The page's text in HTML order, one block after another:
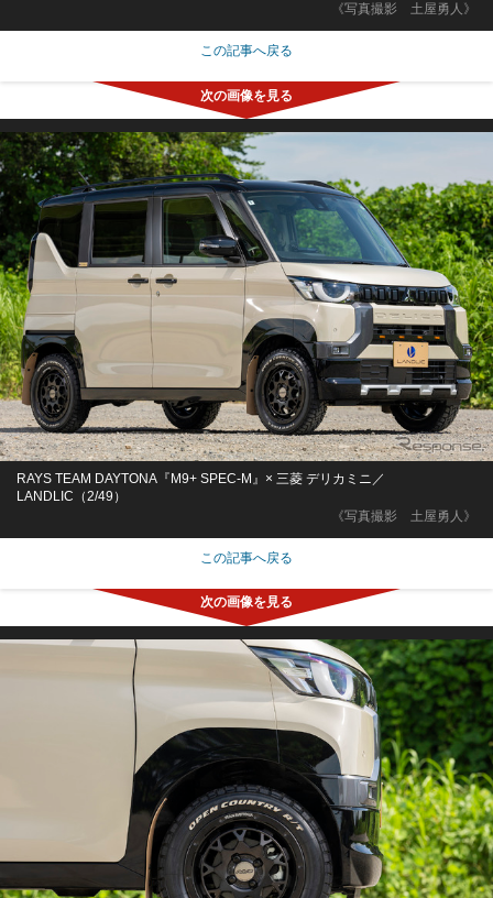
《写真撮影 土屋勇人》
この記事へ戻る
《写真撮影 土屋勇人》
RAYS TEAM DAYTONA『M9+ SPEC-M』× 三菱 デリカミニ／
LANDLIC（2/49）
この記事へ戻る